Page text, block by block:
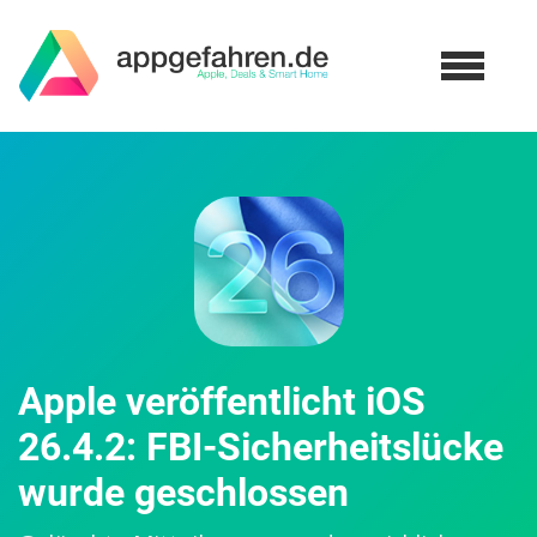
Apple veröffentlicht iOS
26.4.2: FBI-Sicherheitslücke
wurde geschlossen